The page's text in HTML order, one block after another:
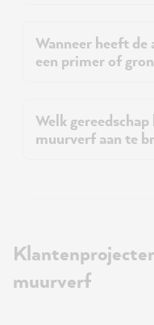
Wanneer heeft
een primer of
Welk
muurverf aan te
muurverf